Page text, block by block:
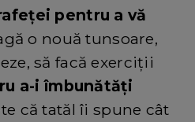
pentru a vă
o nouă tunsoare,
să facă exerciții
a-i îmbunătăți
că tatăl îi spune cât